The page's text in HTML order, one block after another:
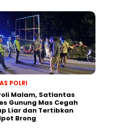
POLRI
Malam, Satlantas
Gunung Mas Cegah
Liar dan Tertibkan
Brong